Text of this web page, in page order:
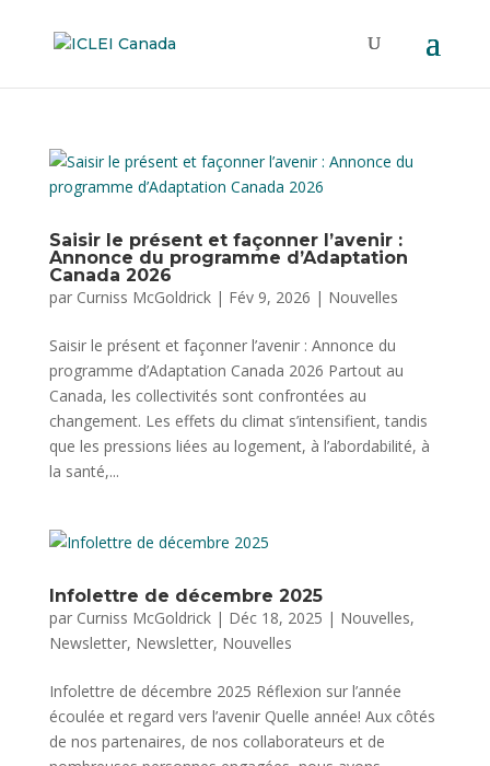
Saisir le présent et façonner l’avenir :
Annonce du programme d’Adaptation
Canada 2026
par Curniss McGoldrick| Fév 9, 2026 | Nouvelles
Saisir le présent et façonner l’avenir : Annonce du
programme d’Adaptation Canada 2026 Partout au
Canada, les collectivités sont confrontées au
changement. Les effets du climat s’intensifient, tandis
que les pressions liées au logement, à l’abordabilité, à
la santé,...
Infolettre de décembre 2025
par Curniss McGoldrick| Déc 18, 2025 | Nouvelles,
Newsletter, Newsletter, Nouvelles
Infolettre de décembre 2025 Réflexion sur l’année
écoulée et regard vers l’avenir Quelle année! Aux côtés
de nos partenaires, de nos collaborateurs et de